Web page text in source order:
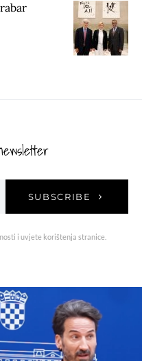
SUBSCRIBE
i uvjete korištenja stranice.